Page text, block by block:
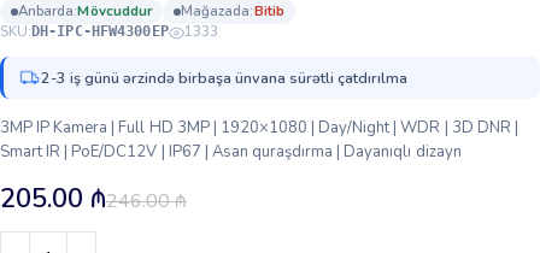
anbarda: mövcuddur mağazada:
bi̇ti̇b
SKU: DH-IPC-HFW4300EP 1333
2-3 iş günü ərzində birbaşa ünvana sürətli çatdırılma
3MP IP Kamera | Full HD 3MP | 1920×1080 | Day/Night | WDR | 3D DNR |
Smart IR | PoE/DC12V | IP67 | Asan quraşdırma | Dayanıqlı dizayn
246.00₼
205.00 ₼